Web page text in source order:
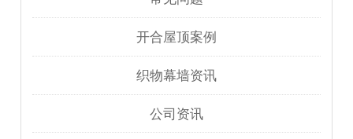
开合屋顶案例
织物幕墙资讯
公司资讯